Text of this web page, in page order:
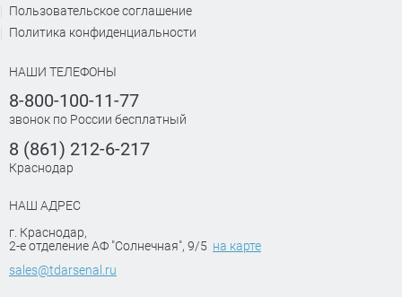
Пользовательское соглашение
Политика конфиденциальности
НАШИ ТЕЛЕФОНЫ
8-800-100-11-77
звонок по России бесплатный
8 (861) 212-6-217
Краснодар
НАШ АДРЕС
г. Краснодар,
2-е отделение АФ "Солнечная", 9/5 на карте
sales@tdarsenal.ru